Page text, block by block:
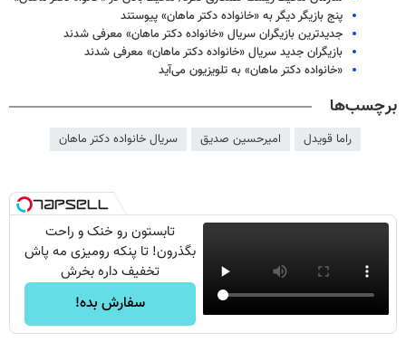
پنج بازیگر دیگر به «خانواده دکتر ماهان» پیوستند
جدیدترین بازیگران سریال «خانواده دکتر ماهان» معرفی شدند
بازیگران جدید سریال «خانواده دکتر ماهان» معرفی شدند
«خانواده دکتر ماهان» به تلویزیون می‌آید
برچسب‌ها
راما قویدل امیرحسین صدیق سریال خانواده دکتر ماهان
تابستون رو خنک و راحت
بگذرون! تا پنکه رومیزی مه پاش
تخفیف داره بخرش
سفارش بده!